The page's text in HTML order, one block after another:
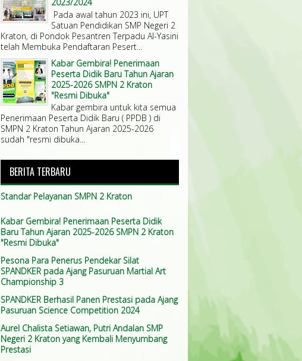
Pada awal tahun 2023 ini, UPT
Satuan Pendidikan SMP Negeri 2
Kraton, di Pondok Pesantren Terpadu Al-Yasini
telah Membuka Pendaftaran Pesert...
Kabar Gembira! Penerimaan
Peserta Didik Baru Tahun Ajaran
2025-2026 SMPN 2 Kraton
"Resmi Dibuka"
Kabar gembira untuk kita semua
Penerimaan Peserta Didik Baru ( PPDB ) di
SMPN 2 Kraton Tahun Ajaran 2025-2026
sudah "resmi dibuka...
BERITA TERBARU
Standar Pelayanan SMPN 2 Kraton
Kabar Gembira! Penerimaan Peserta Didik
Baru Tahun Ajaran 2025-2026 SMPN 2 Kraton
"Resmi Dibuka"
Pesona Para Penerus Pendekar Silat
SPANDKER pada Ajang Pasuruan Martial Art
Championship 3
SPANDKER Berhasil Panen Prestasi pada Ajang
Pasuruan Science Competition 2024
Aurel Chalista Setiawan, Putri Andalan SMP
Negeri 2 Kraton yang Kembali Menyumbang
Prestasi